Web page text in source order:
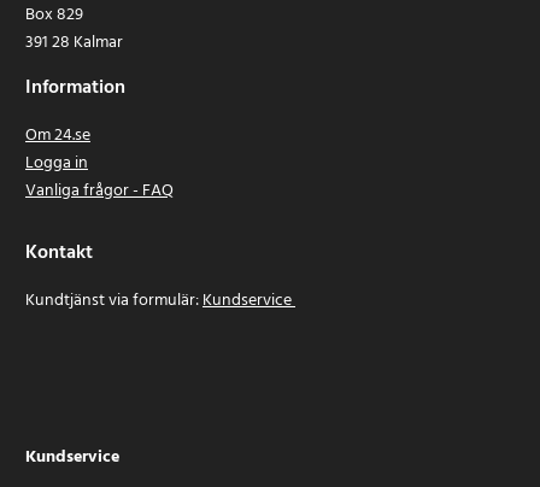
Box 829
391 28 Kalmar
Information
Om 24.se
Logga in
Vanliga frågor - FAQ
Kontakt
Kundtjänst via formulär:Kundservice
Kundservice